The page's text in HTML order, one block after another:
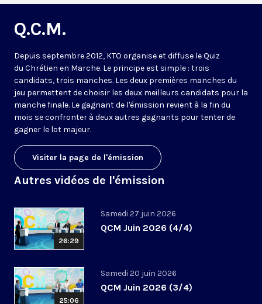
Q.C.M.
Depuis septembre 2012, KTO organise et diffuse le Quiz
du Chrétien en Marche. Le principe est simple : trois
candidats, trois manches. Les deux premières manches du
jeu permettent de choisir les deux meilleurs candidats pour la
manche finale. Le gagnant de l'émission revient à la fin du
mois se confronter à deux autres gagnants pour tenter de
gagner le lot majeur.
Visiter la page de l'émission
Autres vidéos de l'émission
26:29
Samedi 27 juin 2026
QCM Juin 2026 (4/4)
25:06
Samedi 20 juin 2026
QCM Juin 2026 (3/4)